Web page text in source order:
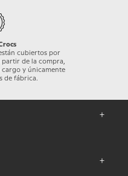
cubiertos por
partir de la compra,
cargo y únicamente
de fábrica.
+
+